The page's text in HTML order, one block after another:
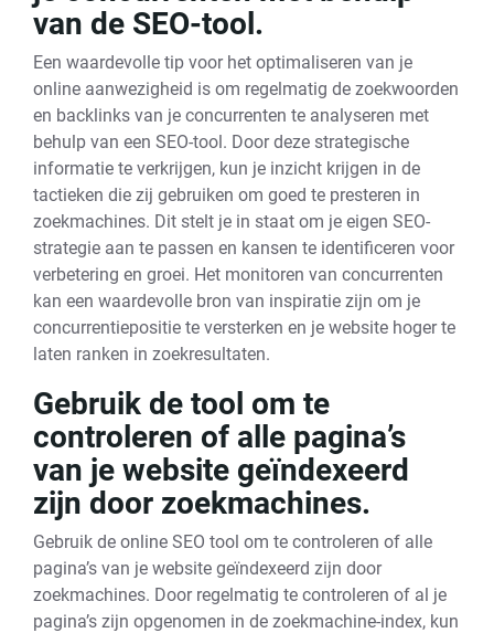
van de SEO-tool.
Een waardevolle tip voor het optimaliseren van je
online aanwezigheid is om regelmatig de zoekwoorden
en backlinks van je concurrenten te analyseren met
behulp van een SEO-tool. Door deze strategische
informatie te verkrijgen, kun je inzicht krijgen in de
tactieken die zij gebruiken om goed te presteren in
zoekmachines. Dit stelt je in staat om je eigen SEO-
strategie aan te passen en kansen te identificeren voor
verbetering en groei. Het monitoren van concurrenten
kan een waardevolle bron van inspiratie zijn om je
concurrentiepositie te versterken en je website hoger te
laten ranken in zoekresultaten.
Gebruik de tool om te
controleren of alle pagina’s
van je website geïndexeerd
zijn door zoekmachines.
Gebruik de online SEO tool om te controleren of alle
pagina’s van je website geïndexeerd zijn door
zoekmachines. Door regelmatig te controleren of al je
pagina’s zijn opgenomen in de zoekmachine-index, kun